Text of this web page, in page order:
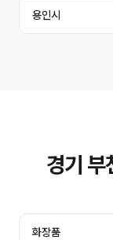
용인시
경기 부
화장품